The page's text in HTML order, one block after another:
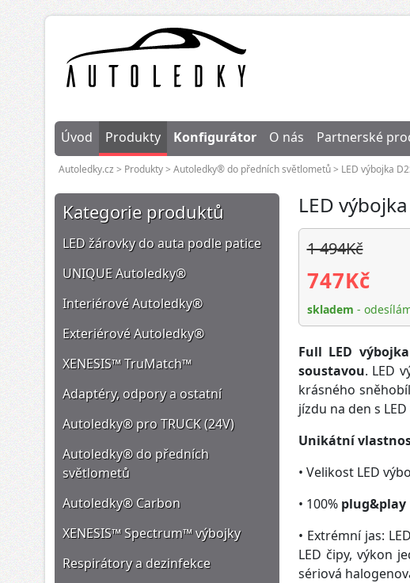
Úvod
Produkty Konfigurátor O nás Partnerské
Autoledky.cz > Produkty> Autoledky® do předních světlometů> LED výbojka
Kategorie produktů
LED žárovky do auta podle patice
UNIQUE Autoledky®
Interiérové Autoledky®
Exteriérové Autoledky®
XENESIS™ TruMatch™
Adaptéry, odpory a ostatní
Autoledky® pro TRUCK (24V)
Autoledky® do předních
světlometů
Autoledky® Carbon
XENESIS™ Spectrum™ výbojky
Respirátory a dezinfekce
LED
1 494Kč
747Kč
skladem -
Full LED výbojka
soustavou. LED
krásného
jízdu na den s
Unikátní
• Velikost LED
• 100% plug&play
• Extrémní jas:
LED čipy, výkon
sériová